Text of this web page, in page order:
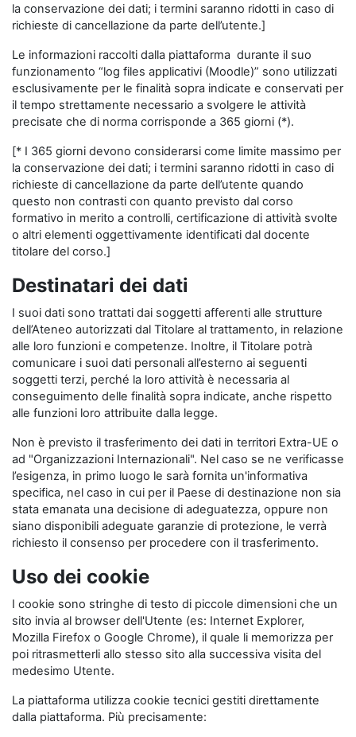
la conservazione dei dati; i termini saranno ridotti in caso di
richieste di cancellazione da parte dell’utente.]
Le informazioni raccolti dalla piattaforma durante il suo
funzionamento “log files applicativi (Moodle)” sono utilizzati
esclusivamente per le finalità sopra indicate e conservati per
il tempo strettamente necessario a svolgere le attività
precisate che di norma corrisponde a 365 giorni (*).
[* I 365 giorni devono considerarsi come limite massimo per
la conservazione dei dati; i termini saranno ridotti in caso di
richieste di cancellazione da parte dell’utente quando
questo non contrasti con quanto previsto dal corso
formativo in merito a controlli, certificazione di attività svolte
o altri elementi oggettivamente identificati dal docente
titolare del corso.]
Destinatari dei dati
I suoi dati sono trattati dai soggetti afferenti alle strutture
dell’Ateneo autorizzati dal Titolare al trattamento, in relazione
alle loro funzioni e competenze. Inoltre, il Titolare potrà
comunicare i suoi dati personali all’esterno ai seguenti
soggetti terzi, perché la loro attività è necessaria al
conseguimento delle finalità sopra indicate, anche rispetto
alle funzioni loro attribuite dalla legge.
Non è previsto il trasferimento dei dati in territori Extra-UE o
ad "Organizzazioni Internazionali". Nel caso se ne verificasse
l’esigenza, in primo luogo le sarà fornita un'informativa
specifica, nel caso in cui per il Paese di destinazione non sia
stata emanata una decisione di adeguatezza, oppure non
siano disponibili adeguate garanzie di protezione, le verrà
richiesto il consenso per procedere con il trasferimento.
Uso dei cookie
I cookie sono stringhe di testo di piccole dimensioni che un
sito invia al browser dell'Utente (es: Internet Explorer,
Mozilla Firefox o Google Chrome), il quale li memorizza per
poi ritrasmetterli allo stesso sito alla successiva visita del
medesimo Utente.
La piattaforma utilizza cookie tecnici gestiti direttamente
dalla piattaforma. Più precisamente: